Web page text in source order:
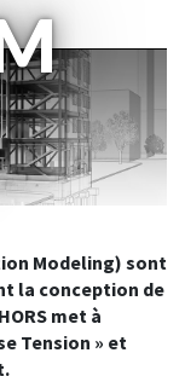
Modeling) sont
la conception de
met à
Tension » et